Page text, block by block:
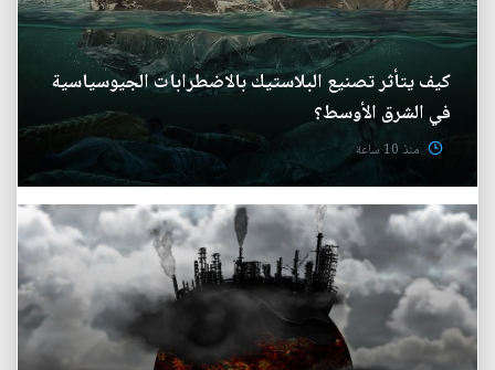
كيف يتأثر تصنيع البلاستيك بالاضطرابات الجيوسياسية
في الشرق الأوسط؟
منذ 10 ساعة